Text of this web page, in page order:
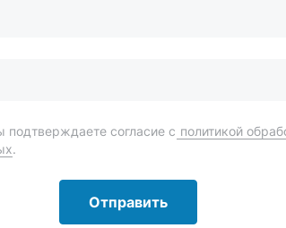
+7 (904) 945-52-55